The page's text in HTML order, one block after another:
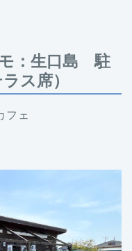
：生口島 駐
ラス席）
フェ